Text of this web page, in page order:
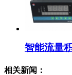
智能流量
相关新闻：